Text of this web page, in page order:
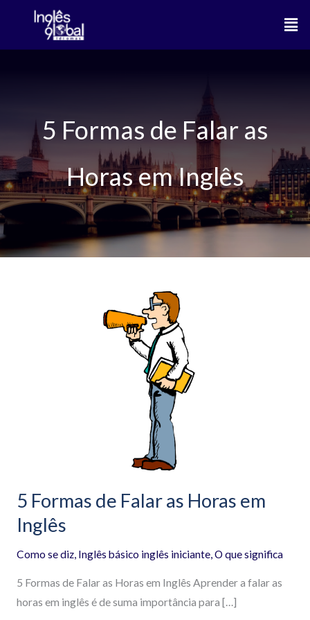
o
5 Formas de Falar as
Horas em Inglês
5 Formas de Falar as Horas em
Inglês
Como se diz, Inglês básico inglês iniciante,O que significa
5 Formas de Falar as Horas em Inglês Aprender a falar as
horas em inglês é de suma importância para […]